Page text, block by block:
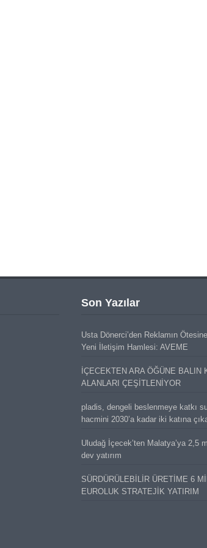
Son Yazılar
Usta Dönerci’den Reklamın
Yeni İletişim Hamlesi: AVEME
İÇECEKTEN ARA ÖĞÜNE BALIN
ALANLARI ÇEŞİTLENİYOR
pladis, dengeli beslenmeye katkı
hacmini 2030’a kadar iki katına
Uludağ İçecek’ten Malatya’ya 2,5
dev yatırım
SÜRDÜRÜLEBİLİR ÜRETİME 6
EUROLUK STRATEJİK YATIRIM